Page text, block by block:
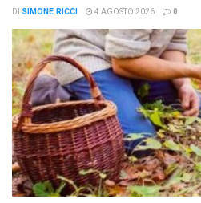
DI SIMONE RICCI 4 AGOSTO 2026 0